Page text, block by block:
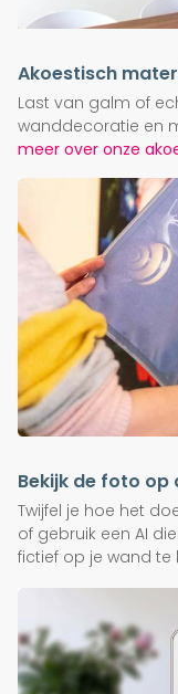
Akoestisch
Last van galm of
wanddecoratie en
meer over onze
Bekijk de foto op
Twijfel je hoe het
of gebruik een AI
fictief op je wand te